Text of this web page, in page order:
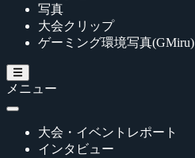
写真
大会クリップ
ゲーミング環境写真(GMiru)
メニュー
大会・イベントレポート
インタビュー